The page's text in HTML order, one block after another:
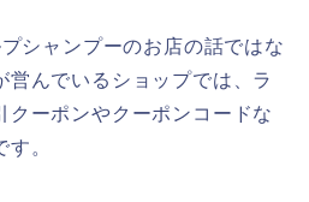
シャンプーのお店の話ではな
営んでいるショップでは、ラ
クーポンやクーポンコードな
。